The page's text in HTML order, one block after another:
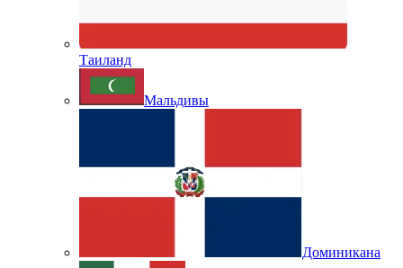
Таиланд
Мальдивы
Доминикана